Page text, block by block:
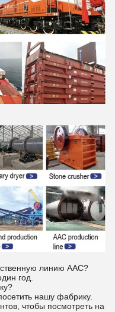
линию AAC?
год.
нашу фабрику.
чтобы посмотреть на